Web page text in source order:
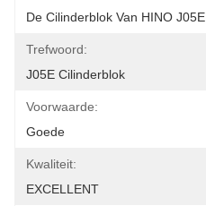
De Cilinderblok Van HINO J05E
Trefwoord:
J05E Cilinderblok
Voorwaarde:
Goede
Kwaliteit:
EXCELLENT